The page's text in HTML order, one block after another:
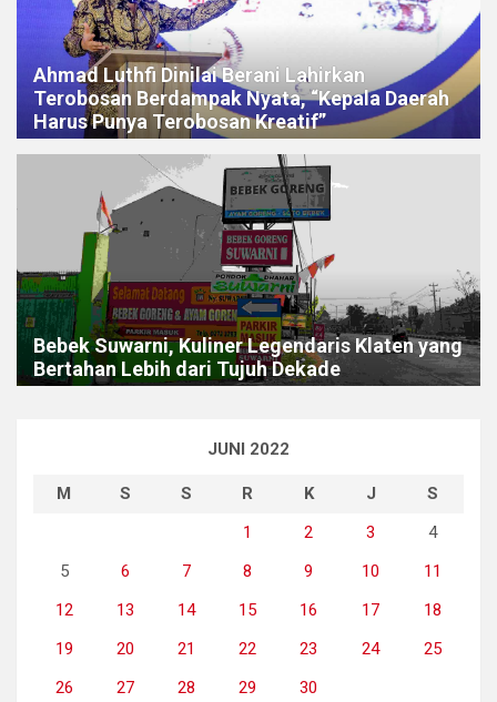
Ahmad Luthfi Dinilai Berani Lahirkan
Terobosan Berdampak Nyata, “Kepala Daerah
Harus Punya Terobosan Kreatif”
Bebek Suwarni, Kuliner Legendaris Klaten yang
Bertahan Lebih dari Tujuh Dekade
JUNI 2022
M S S R K J
S
1
2 3
4
5
6 7 8 9 10
11
12
13 14 15 16 17
18
19
20 21 22 23 24
25
26
27 28 29 30